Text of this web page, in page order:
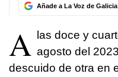
Añade a La Voz de
A las doce y
agosto del
descuido de otra en